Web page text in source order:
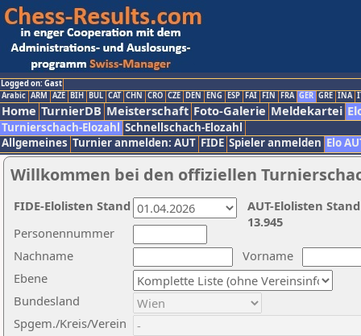
Logged on: Gast
Arabic ARM AZE BIH BUL CAT CHN CRO CZE DEN ENG ESP FAI FIN FRA GER GRE INA
Home TurnierDB Meisterschaft Foto-Galerie Meldekartei
Turnierschach-Elozahl Schnellschach-Elozahl
Allgemeines Turnier anmelden: AUT FIDE Spieler anmelden Elo
Willkommen bei den offiziellen
Nachname
Vorname
Ebene
Personennummer
Bundesland
Spgem./Kreis/Verein
AUT-Elolisten
13.945
FIDE-Elolisten Stand